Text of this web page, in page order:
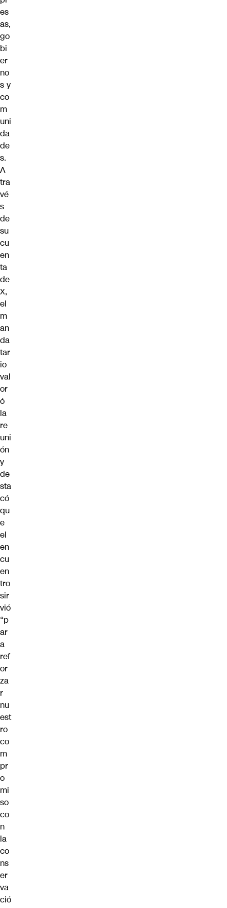
es
as,
go
bi
er
no
s y
co
m
uni
da
de
s.
A
tra
vé
s
de
su
cu
en
ta
de
X,
el
m
an
da
tar
io
val
or
ó
la
re
uni
ón
y
de
sta
có
qu
e
el
en
cu
en
tro
sir
vió
“p
ar
a
ref
or
za
r
nu
est
ro
co
m
pr
o
mi
so
co
n
la
co
ns
er
va
ció